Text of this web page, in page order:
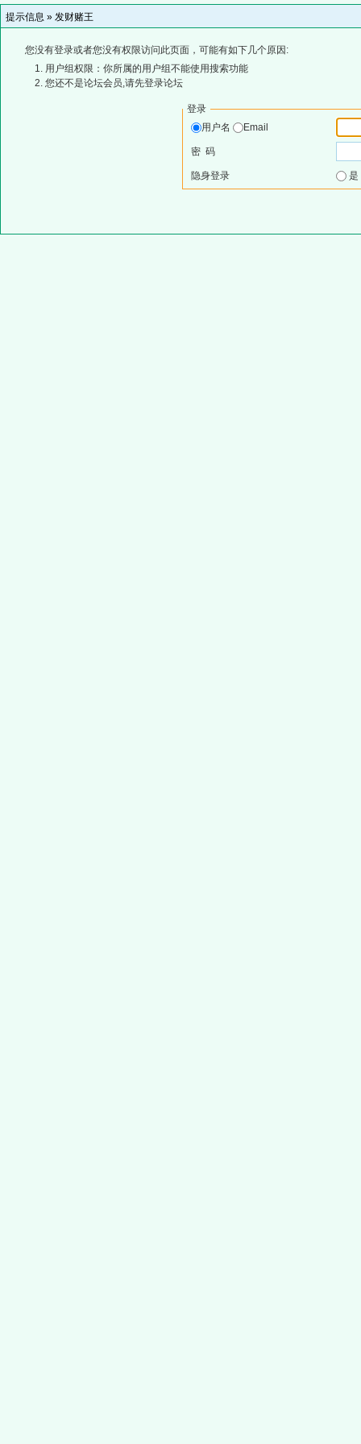
提示信息 » 发财赌王
您没有登录或者您没有权限访问此页面，可能有如下几个原因:
用户组权限：你所属的用户组不能使用搜索功能
您还不是论坛会员,请先登录论坛
登录
用户名
Email
密 码
隐身登录